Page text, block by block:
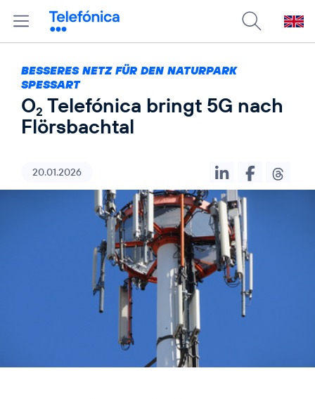
BESSERES NETZ FÜR DEN NATURPARK
SPESSART
O2 Telefónica bringt 5G nach
Flörsbachtal
20.01.2026